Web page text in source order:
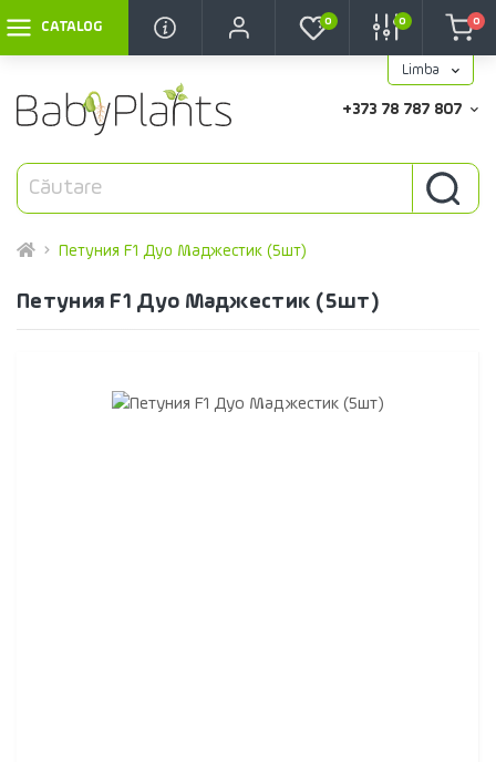
CATALOG
Limba
0 0 0
+373 78 787 807
Петуния F1 Дуо Маджестик (5шт)
Петуния F1 Дуо Маджестик (5шт)